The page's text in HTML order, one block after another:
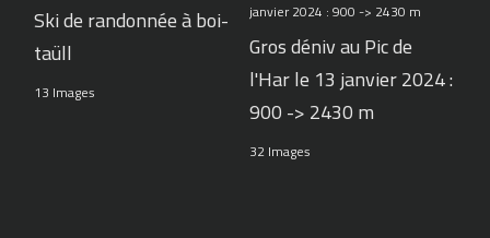
Ski de randonnée à boi-
taüll
13 Images
Gros déniv au Pic de
l'Har le 13 janvier 2024 :
900 -> 2430 m
32 Images